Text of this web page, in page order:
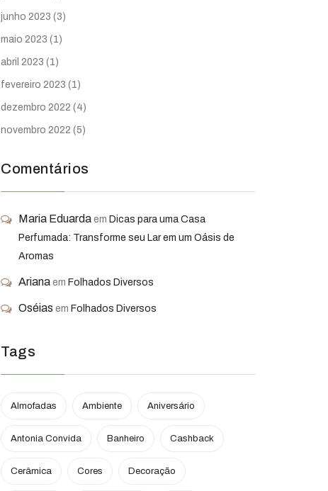
junho 2023 (3)
maio 2023 (1)
abril 2023 (1)
fevereiro 2023 (1)
dezembro 2022 (4)
novembro 2022 (5)
Comentários
Maria Eduarda em Dicas para uma Casa
Perfumada: Transforme seu Lar em um Oásis de
Aromas
Ariana em Folhados Diversos
Oséias em Folhados Diversos
Tags
Almofadas Ambiente Aniversário
Antonia Convida Banheiro Cashback
Cerâmica Cores Decoração